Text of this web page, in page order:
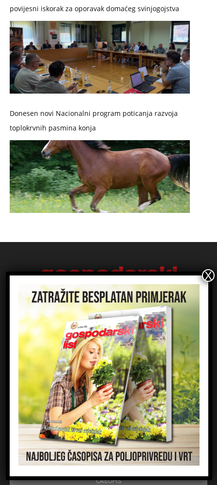
povijesni iskorak za oporavak domaćeg svinjogojstva
Donesen novi Nacionalni program poticanja razvoja
toplokrvnih pasmina konja
Gospodarski list d.d.
Majstora Radonje 12
10000 Zagreb
HRVATSKA
Kontaktirajte nas:redakcija@gospodarski-list.hr
ČASOPIS